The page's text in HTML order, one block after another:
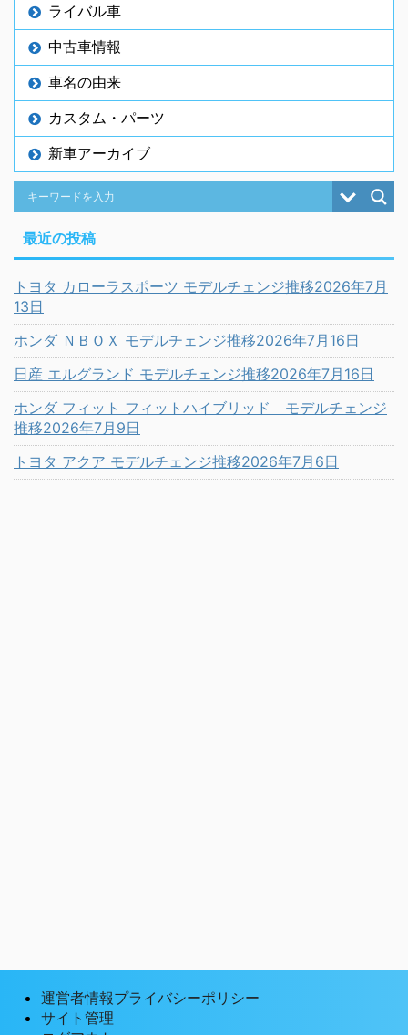
ライバル車
中古車情報
車名の由来
カスタム・パーツ
新車アーカイブ
最近の投稿
トヨタ カローラスポーツ モデルチェンジ推移2026年7月
13日
ホンダ ＮＢＯＸ モデルチェンジ推移2026年7月16日
日産 エルグランド モデルチェンジ推移2026年7月16日
ホンダ フィット フィットハイブリッド モデルチェンジ
推移2026年7月9日
トヨタ アクア モデルチェンジ推移2026年7月6日
運営者情報プライバシーポリシー
サイト管理